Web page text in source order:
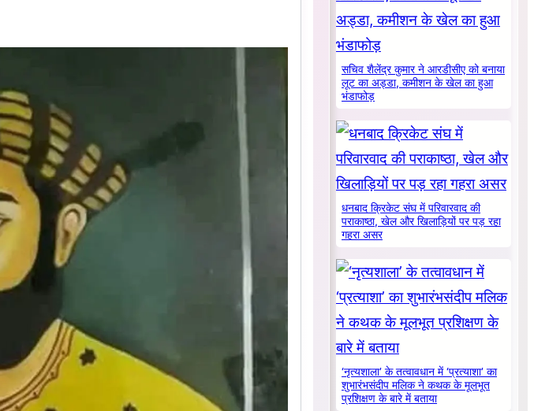
सचिव शैलेंद्र कुमार ने आरडीसीए को बनाया
लूट का अड्डा, कमीशन के खेल का हुआ
भंडाफोड़
धनबाद क्रिकेट संघ में परिवारवाद की
पराकाष्ठा, खेल और खिलाड़ियों पर पड़ रहा
गहरा असर
‘नृत्यशाला’ के तत्वावधान में ‘प्रत्याशा’ का
शुभारंभसंदीप मलिक ने कथक के मूलभूत
प्रशिक्षण के बारे में बताया